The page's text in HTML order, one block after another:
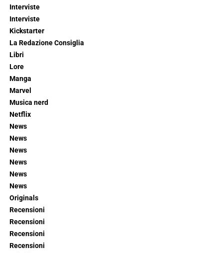
Interviste
Interviste
Kickstarter
La Redazione Consiglia
Libri
Lore
Manga
Marvel
Musica nerd
Netflix
News
News
News
News
News
News
Originals
Recensioni
Recensioni
Recensioni
Recensioni